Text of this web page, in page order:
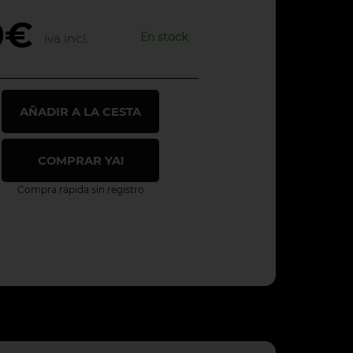
iva incl. En stock
AÑADIR A LA CESTA
COMPRAR YA!
Compra rápida sin registro